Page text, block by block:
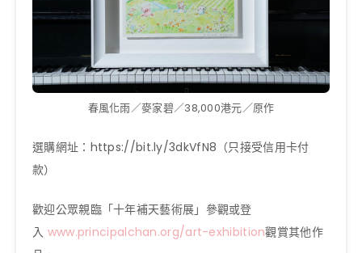
春風化雨／麥家碧／38,000港元／原作
選購網址：https://bit.ly/3dkVfN8（只接受信用卡付
款）
歡迎公眾親臨「十年補天藝術展」參觀或登
入 www.principalchan.org/art-exhibition觀賞其他作